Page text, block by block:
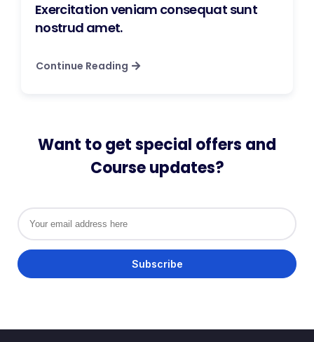
Exercitation veniam consequat sunt
nostrud amet.
Continue Reading
Want to get special offers and
Course updates?